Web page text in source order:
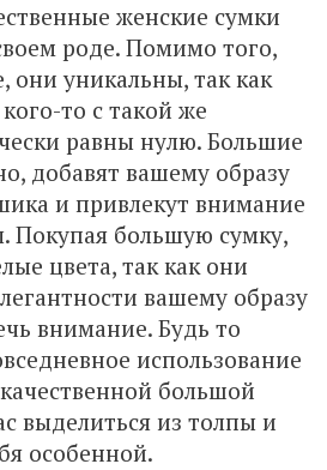
женские сумки
роде. Помимо того,
они уникальны, так как
то с такой же
равны нулю. Большие
добавят вашему образу
и привлекут внимание
большую сумку,
цвета, так как они
вашему образу
внимание. Будь то
использование
большой
выделиться из толпы и
особенной.